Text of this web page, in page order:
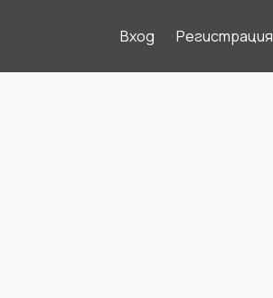
Вход Регистрация